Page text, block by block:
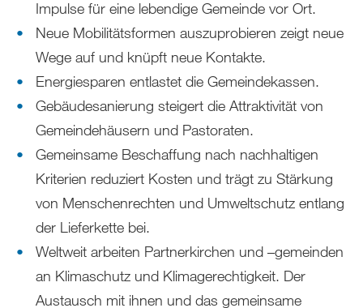
Impulse für eine lebendige Gemeinde vor Ort.
Neue Mobilitätsformen auszuprobieren zeigt neue
Wege auf und knüpft neue Kontakte.
Energiesparen entlastet die Gemeindekassen.
Gebäudesanierung steigert die Attraktivität von
Gemeindehäusern und Pastoraten.
Gemeinsame Beschaffung nach nachhaltigen
Kriterien reduziert Kosten und trägt zu Stärkung
von Menschenrechten und Umweltschutz entlang
der Lieferkette bei.
Weltweit arbeiten Partnerkirchen und –gemeinden
an Klimaschutz und Klimagerechtigkeit. Der
Austausch mit ihnen und das gemeinsame